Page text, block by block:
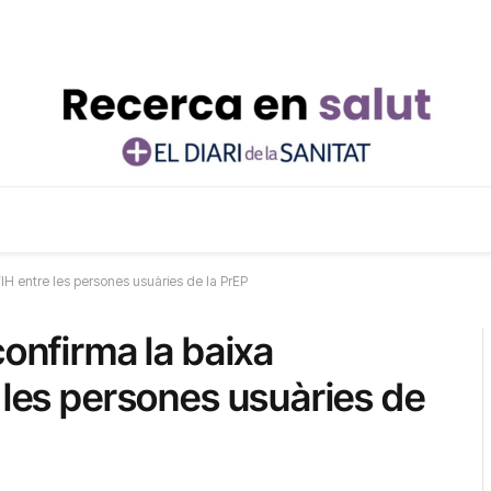
entre les persones usuàries de la PrEP
la baixa
persones usuàries de